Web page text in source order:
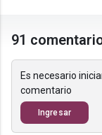
91
Es necesario
comentario
Ingresar